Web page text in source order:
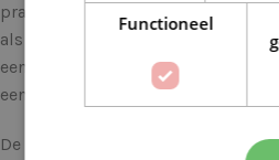
prachtige en stijlvolle creaties te
als eigentijds zijn. Met een
een scala aan prachtige kleuren, is
een favoriet onder haaksters
De verfijnde uitstraling van
Functioneel